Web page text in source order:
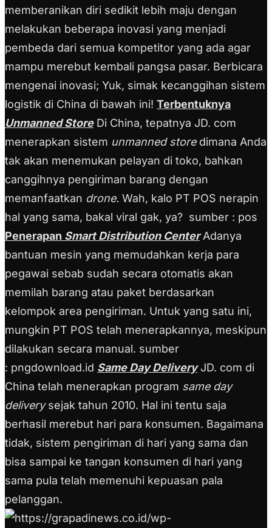
memberanikan diri sedikit lebih maju dengan
melakukan beberapa inovasi yang menjadi
pembeda dari semua kompetitor yang ada agar
mampu merebut kembali pangsa pasar. Berbicara
mengenai inovasi; Yuk, simak kecanggihan sistem
logistik di China di bawah ini! Terbentuknya
Unmanned StoreDi China, tepatnya JD. com
menerapkan sistem unmanned storedimana Anda
tak akan menemukan pelayan di toko, bahkan
canggihnya pengiriman barang dengan
memanfaatkan drone. Wah, kalo PT POS nerapin
hal yang sama, bakal viral gak, ya? sumber : pos
Penerapan Smart Distribution CenterAdanya
bantuan mesin yang memudahkan kerja para
pegawai sebab sudah secara otomatis akan
memilah barang atau paket berdasarkan
kelompok area pengiriman. Untuk yang satu ini,
mungkin PT POS telah menerapkannya, meskipun
dilakukan secara manual. sumber
: pngdownload.id Same Day DeliveryJD. com di
China telah menerapkan program same day
deliverysejak tahun 2010. Hal ini tentu saja
berhasil merebut hari para konsumen. Bagaimana
tidak, sistem pengiriman di hari yang sama dan
bisa sampai ke tangan konsumen di hari yang
sama pula telah memenuhi kepuasan pala
pelanggan.